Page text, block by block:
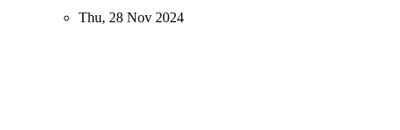
Thu, 28 Nov 2024